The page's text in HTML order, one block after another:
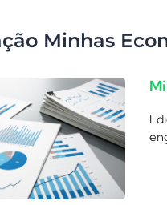
Minhas